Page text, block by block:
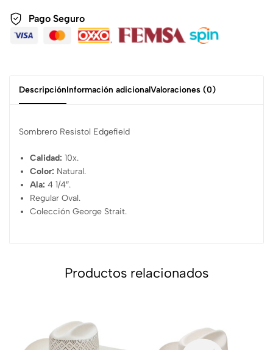
Pago Seguro
DescripciónInformación adicionalValoraciones (0)
Sombrero Resistol Edgefield
Calidad: 10x.
Color: Natural.
Ala: 4 1/4″.
Regular Oval.
Colección George Strait.
Productos relacionados